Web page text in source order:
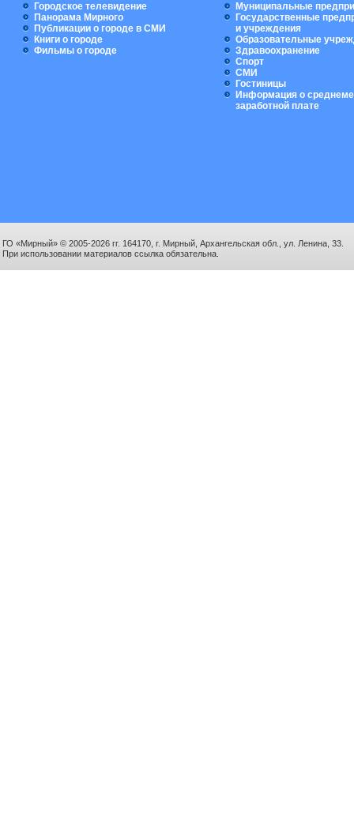
Городское телевидение
Панорама Мирного
Публикации о городе в СМИ
Книги о городе
Фильмы о городе
Муниципальные
Государственные
и учреждения
Образовательные
Здравоохранение
Спорт
СМИ
Гостиницы
Информация о
заработной плате
ГО «Мирный» © 2005-2026 гг. 164170, г. Мирный, Архангельская обл., ул. Ленина, 33.
При использовании материалов ссылка обязательна.